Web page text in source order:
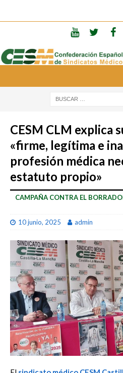
CESM CLM explica
«firme, legítima e
profesión médica
estatuto propio»
CAMPAÑA CONTRA EL
10 junio, 2025 admin